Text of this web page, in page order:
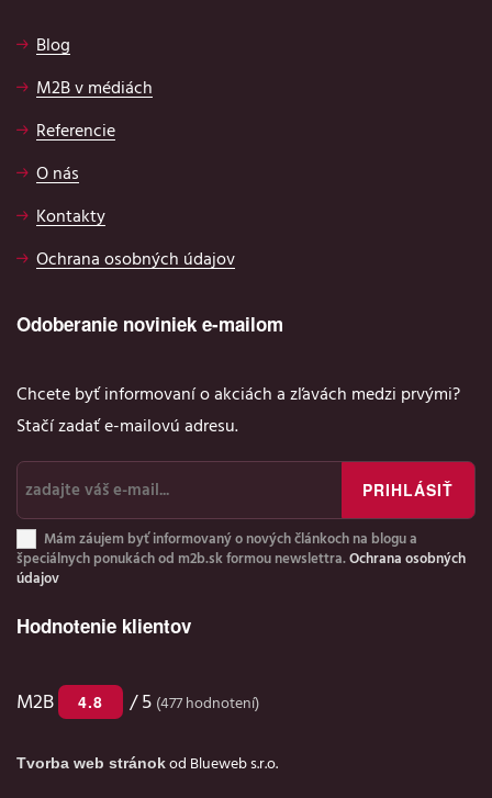
Blog
M2B v médiách
Referencie
O nás
Kontakty
Ochrana osobných údajov
Odoberanie noviniek e-mailom
Chcete byť informovaní o akciách a zľavách medzi prvými?
Stačí zadať e-mailovú adresu.
Mám záujem byť informovaný o nových článkoch na blogu a
špeciálnych ponukách od m2b.sk formou newslettra. Ochrana osobných
údajov
Hodnotenie klientov
M2B 4.8 / 5 (477hodnotení)
Tvorba web stránok od Blueweb s.r.o.